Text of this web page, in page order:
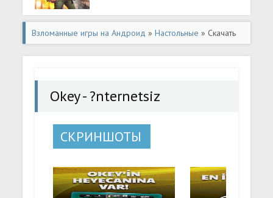
Взломанные игры на Андроид »Настольные » Скачать
Okey - ?nternetsiz (Разблокировано все) на Андроид
Okey - ?nternetsiz
СКРИНШОТЫ